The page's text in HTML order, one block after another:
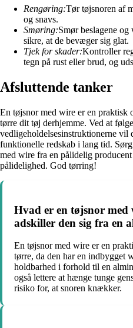
Rengøring:Tør tøjsnoren af
og snavs.
Smøring:Smør beslagene
sikre, at de bevæger sig glat.
Tjek for skader:Kontroller
tegn på rust eller brud, og
Afsluttende tanker
En tøjsnor med wire er en praktisk
tørre dit tøj derhjemme. Ved at
vedligeholdelsesinstruktionerne vil
funktionelle redskab i lang tid.
med wire fra en pålidelig
pålidelighed. God tørring!
Hvad er en tøjsnor med
adskiller den sig fra en
En tøjsnor med wire er en
tørre, da den har en indbygget
holdbarhed i forhold til en
også lettere at hænge tunge
risiko for, at snoren knækker.